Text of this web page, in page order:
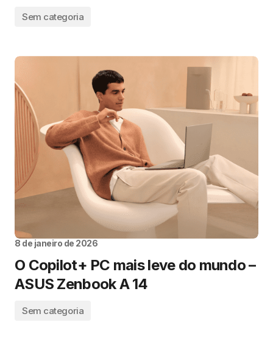
Sem categoria
8 de janeiro de 2026
O Copilot+ PC mais leve do mundo –
ASUS Zenbook A 14
Sem categoria